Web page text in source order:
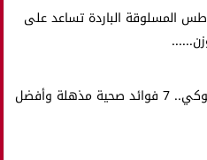
المسلوقة الباردة تساعد على
التين الشوكي.. 7 فوائد صحية مذهلة وأفضل